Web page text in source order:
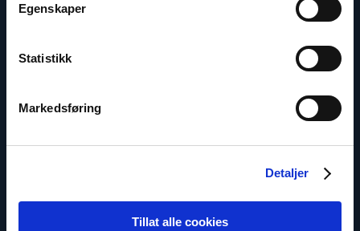
Egenskaper
Statistikk
Markedsføring
Detaljer
Tillat alle cookies
Inna Sangadzhieva